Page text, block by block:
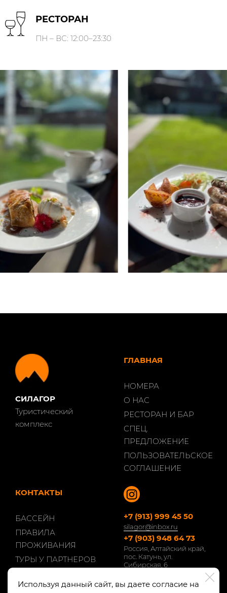
РЕСТОРАН
ПН – ВС: 12:00–23:30
Используя данный сайт, вы даете согласие на
СИЛАГОР
Туристический
комплекс
ГЛАВНАЯ
НОМЕРА
О НАС
РЕСТОРАН И БАР
СПЕЦ.
ПРЕДЛОЖЕНИЕ
ПОЛЬЗОВАТЕЛЬСКОЕ
СОГЛАШЕНИЕ
КОНТАКТЫ
БАССЕЙН
ПРАВИЛА
ПРОЖИВАНИЯ
ТУРЫ У ПАРТНЕРОВ
УСЛУГИ
+7 (913) 999 45 50
silagor@inbox.ru
+7 (903) 948 64 73
Россия, Алтайский край,
пос. Катунь, ул.
Сибирская, 6